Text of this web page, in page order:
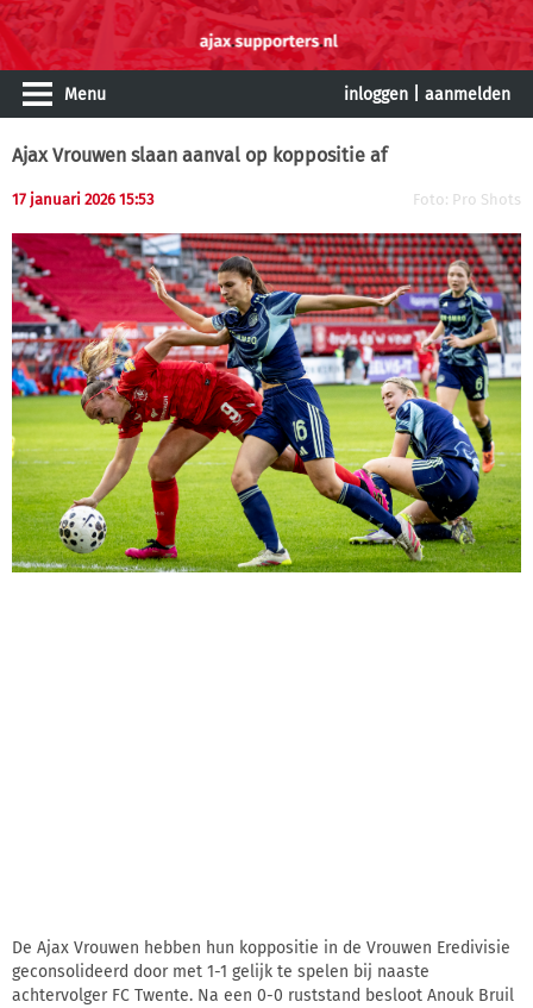
Menu inloggen aanmelden
Ajax Vrouwen slaan aanval op koppositie af
17 januari 2026 15:53 Foto: Pro Shots
De Ajax Vrouwen hebben hun koppositie in de Vrouwen Eredivisie
geconsolideerd door met 1-1 gelijk te spelen bij naaste
achtervolger FC Twente. Na een 0-0 ruststand besloot Anouk Bruil